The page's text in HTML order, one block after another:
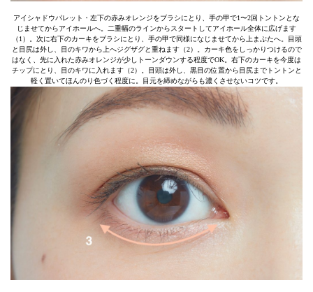
アイシャドウパレット・左下の赤みオレンジをブラシにとり、手の甲で1〜2回トントンとな
じませてからアイホールへ。二重幅のラインからスタートしてアイホール全体に広げます
（1）。次に右下のカーキをブラシにとり、手の甲で同様になじませてから上まぶたへ。目頭
と目尻は外し、目のキワから上へジグザグと重ねます（2）。カーキ色をしっかりつけるので
はなく、先に入れた赤みオレンジが少しトーンダウンする程度でOK。右下のカーキを今度は
チップにとり、目のキワに入れます（2）。目頭は外し、黒目の位置から目尻までトントンと
軽く置いてほんのり色づく程度に。目元を締めながらも濃くさせないコツです。